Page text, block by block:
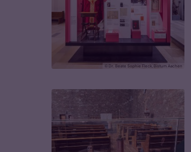
© Dr. Beate Sophie Fleck, Bistum Aachen